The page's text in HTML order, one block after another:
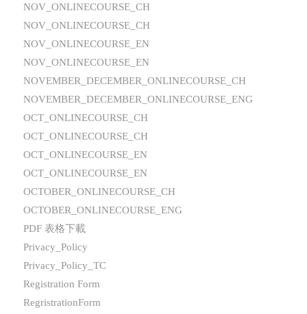
NOV_ONLINECOURSE_CH
NOV_ONLINECOURSE_CH
NOV_ONLINECOURSE_EN
NOV_ONLINECOURSE_EN
NOVEMBER_DECEMBER_ONLINECOURSE_CH
NOVEMBER_DECEMBER_ONLINECOURSE_ENG
OCT_ONLINECOURSE_CH
OCT_ONLINECOURSE_CH
OCT_ONLINECOURSE_EN
OCT_ONLINECOURSE_EN
OCTOBER_ONLINECOURSE_CH
OCTOBER_ONLINECOURSE_ENG
PDF 表格下載
Privacy_Policy
Privacy_Policy_TC
Registration Form
RegristrationForm